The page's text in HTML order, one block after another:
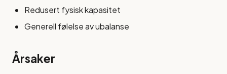
Redusert fysisk kapasitet
Generell følelse av ubalanse
Årsaker